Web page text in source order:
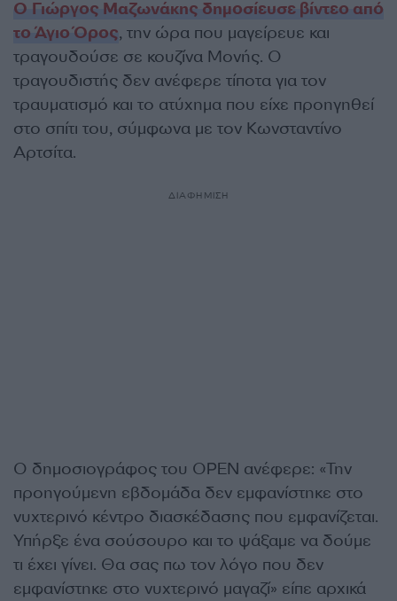
Ο Γιώργος Μαζωνάκης δημοσίευσε βίντεο από
το Άγιο Όρος, την ώρα που μαγείρευε και
τραγουδούσε σε κουζίνα Μονής. Ο
τραγουδιστής δεν ανέφερε τίποτα για τον
τραυματισμό και το ατύχημα που είχε προηγηθεί
στο σπίτι του, σύμφωνα με τον Κωνσταντίνο
Αρτσίτα.
ΔΙΑΦΗΜΙΣΗ
Ο δημοσιογράφος του OPEN ανέφερε: «Την
προηγούμενη εβδομάδα δεν εμφανίστηκε στο
νυχτερινό κέντρο διασκέδασης που εμφανίζεται.
Υπήρξε ένα σούσουρο και το ψάξαμε να δούμε
τι έχει γίνει. Θα σας πω τον λόγο που δεν
εμφανίστηκε στο νυχτερινό μαγαζί» είπε αρχικά